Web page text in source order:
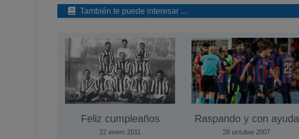
También te puede interesar ...
Feliz cumpleaños
22 enero 2011
Raspando y con ayuda
28 octubre 2007